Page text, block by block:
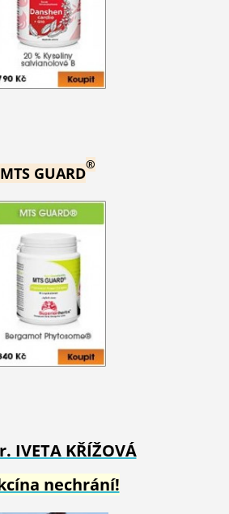
MTS GUARD®
IVETA KŘÍŽOVÁ
nechrání!